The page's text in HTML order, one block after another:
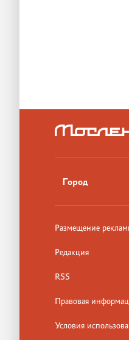
Город
Размещение
Редакция
RSS
Правовая
Условия